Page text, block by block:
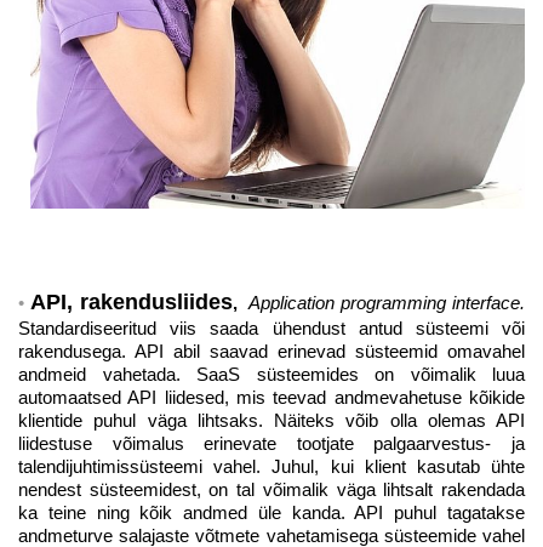
API, rakendusliides,Application programming interface.
Standardiseeritud viis saada ühendust antud süsteemi või
rakendusega. API abil saavad erinevad süsteemid omavahel
andmeid vahetada. SaaS süsteemides on võimalik luua
automaatsed API liidesed, mis teevad andmevahetuse kõikide
klientide puhul väga lihtsaks. Näiteks võib olla olemas API
liidestuse võimalus erinevate tootjate palgaarvestus- ja
talendijuhtimissüsteemi vahel. Juhul, kui klient kasutab ühte
nendest süsteemidest, on tal võimalik väga lihtsalt rakendada
ka teine ning kõik andmed üle kanda. API puhul tagatakse
andmeturve salajaste võtmete vahetamisega süsteemide vahel